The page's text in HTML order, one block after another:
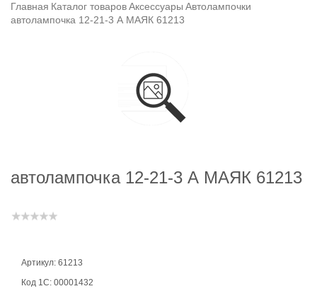
Главная Каталог товаровАксессуары Автолампочки
автолампочка 12-21-3 А МАЯК 61213
автолампочка 12-21-3 А МАЯК 61213
Артикул: 61213
Код 1С: 00001432